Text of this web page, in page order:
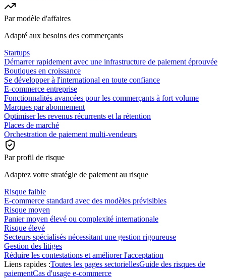
Par modèle d'affaires
Adapté aux besoins des commerçants
Startups
Démarrer rapidement avec une infrastructure de paiement éprouvée
Boutiques en croissance
Se développer à l'international en toute confiance
E-commerce entreprise
Fonctionnalités avancées pour les commerçants à fort volume
Marques par abonnement
Optimiser les revenus récurrents et la rétention
Places de marché
Orchestration de paiement multi-vendeurs
Par profil de risque
Adaptez votre stratégie de paiement au risque
Risque faible
E-commerce standard avec des modèles prévisibles
Risque moyen
Panier moyen élevé ou complexité internationale
Risque élevé
Secteurs spécialisés nécessitant une gestion rigoureuse
Gestion des litiges
Réduire les contestations et améliorer l'acceptation
Liens rapides :Toutes les pages sectoriellesGuide des risques de
paiementCas d'usage e-commerce